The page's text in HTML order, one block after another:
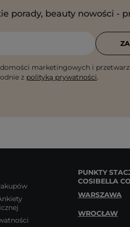
porady, beauty nowości -
marketingowych i
z polityką prywatności.
PUNKTY
COSIBELLA
WARSZAWA
WROCŁAW